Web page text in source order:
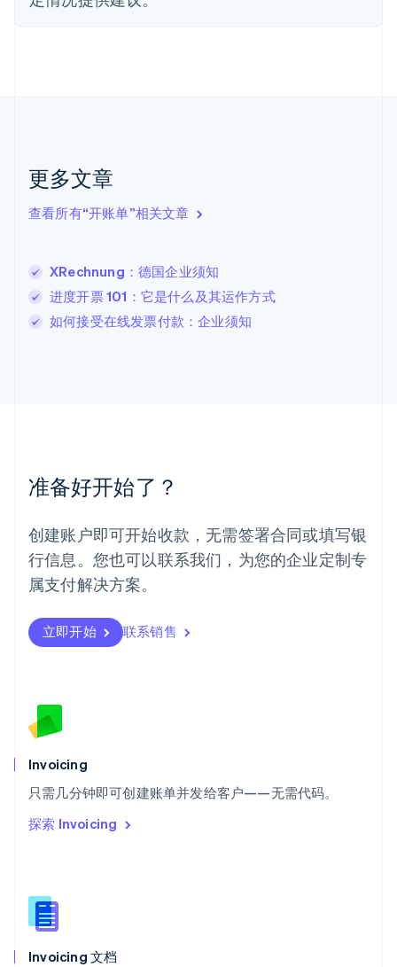
更多文章
查看所有“开账单”相关文章
XRechnung：德国企业须知
进度开票 101：它是什么及其运作方式
如何接受在线发票付款：企业须知
准备好开始了？
创建账户即可开始收款，无需签署合同或填写银
行信息。您也可以联系我们，为您的企业定制专
属支付解决方案。
立即开始 联系销售
Invoicing
只需几分钟即可创建账单并发给客户——无需代码。
探索 Invoicing
Invoicing 文档
立陶宛
列支敦士登
Français DeutschEnglish
English
马尔他
English
葡萄牙
日本
日本語 English
瑞典
SvenskaEnglish
Deutsch FrançaisItaliano English
塞浦路斯
English
ไทยEnglish
希腊
English
西班牙
新西兰
English
匈牙利
English